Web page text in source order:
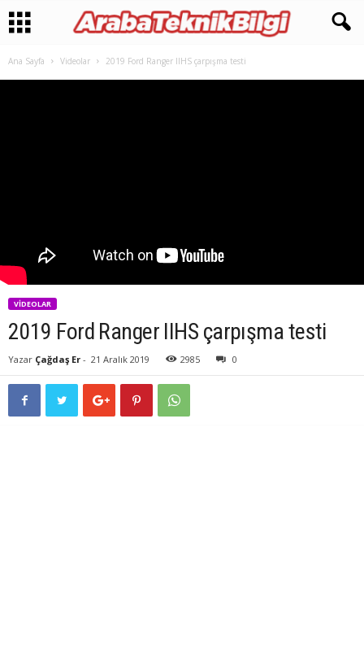
Ana Sayfa Videolar 2019 Ford Ranger IIHS çarpışma testi
VIDEOLAR
2019 Ford Ranger IIHS çarpışma testi
Yazar Çağdaş Er - 21 Aralık 2019 2985 0